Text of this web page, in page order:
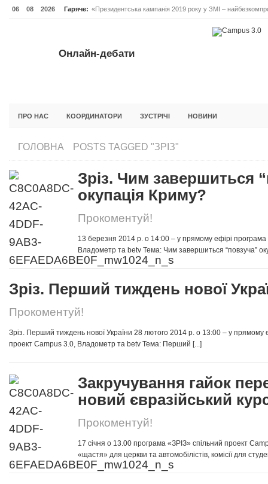
06 08 2026 Гаряче: «Президентська кампанія 2019 року у ЗМІ –
Онлайн-дебати #Відповідальне лідерство. Випуск 3
Онлайн-дебати
ПРО НАС КООРДИНАТОРИ ЗУСТРІЧІ НОВИНИ
ГОЛОВНА POSTS TAGGED "ЗРІЗ"
Зріз. Чим завершиться
окупація Криму?
Прокоментуй!
13 березня 2014 р. о 14:00 – у прямому ефірі програма
Владометр та betv Тема: Чим завершиться “повзуча”
Зріз. Перший тиждень нової
Прокоментуй!
Зріз. Перший тиждень нової України 28 лютого 2014 р. о 13:00 – у прямому
проект Сampus 3.0, Владометр та betv Тема: Перший [...]
Закручування гайок
новий євразійський
Прокоментуй!
17 січня о 13.00 програма «ЗРІЗ» спільний проект
«щастя» для церкви та автомобілістів, комісії для